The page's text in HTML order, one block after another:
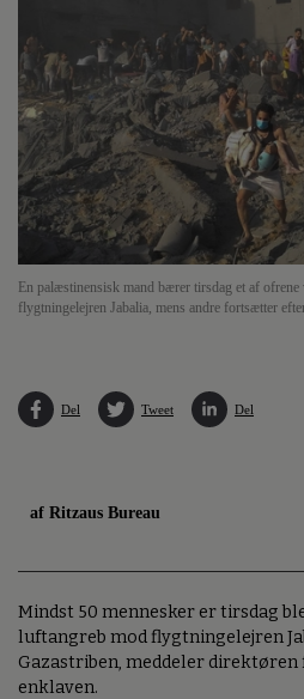
En palæstinensisk mand bærer tirsdag et af
flygtningelejren Jabalia, mens andre fortsætter
Del Tweet Del
af Ritzaus Bureau
Mindst 50 mennesker er tirsdag
luftangreb mod flygtningelejren
Gazastriben, meddeler
enklaven.